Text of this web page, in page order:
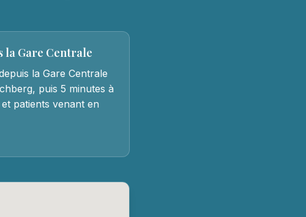
la Gare Centrale
la Gare Centrale
puis 5 minutes à
patients venant en